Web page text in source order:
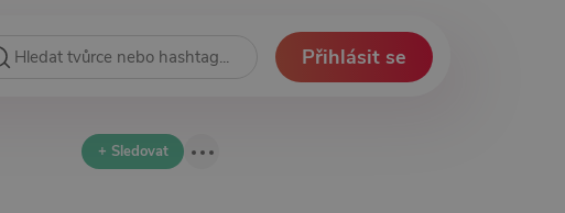
Přihlásit se
+ Sledovat